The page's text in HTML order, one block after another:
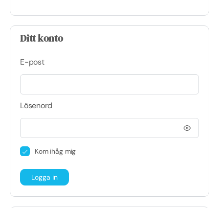
Ditt konto
E-post
Lösenord
Kom ihåg mig